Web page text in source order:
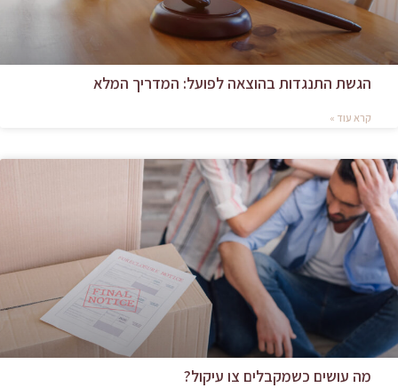
הגשת התנגדות בהוצאה לפועל: המדריך המלא
קרא עוד »
מה עושים כשמקבלים צו עיקול?